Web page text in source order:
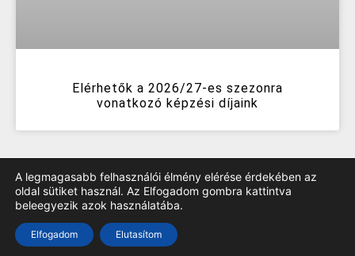
Elérhetők a 2026/27-es szezonra
vonatkozó képzési díjaink
A legmagasabb felhasználói élmény elérése érdekében az
oldal sütiket használ. Az Elfogadom gombra kattintva
beleegyezik azok használatába.
Elfogadom Elutasítom